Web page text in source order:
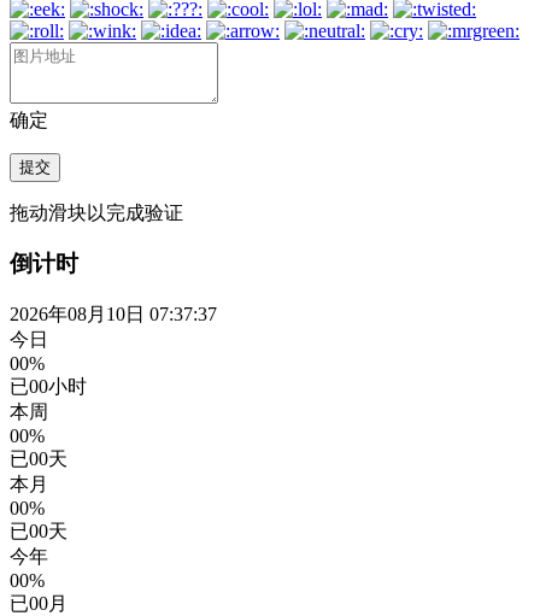
确定
提交
拖动滑块以完成验证
倒计时
2026年08月10日 07:37:38
今日
00%
已00小时
本周
00%
已00天
本月
00%
已00天
今年
00%
已00月